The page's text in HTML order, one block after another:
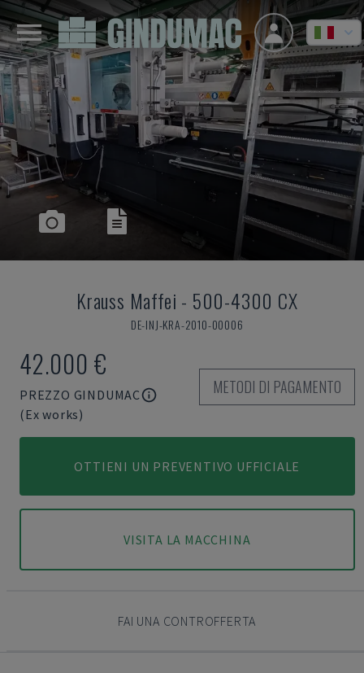
Krauss Maffei - 500-4300 CX
DE-INJ-KRA-2010-00006
42.000 €
PREZZO GINDUMAC
(Ex works)
METODI DI PAGAMENTO
OTTIENI UN PREVENTIVO UFFICIALE
VISITA LA MACCHINA
FAI UNA CONTROFFERTA